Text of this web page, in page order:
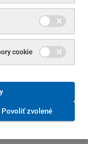
cookie
Povoliť zvolené